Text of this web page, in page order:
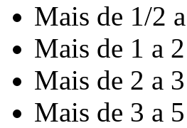
Mais de 1/2
Mais de 1 a
Mais de 2 a
Mais de 3 a